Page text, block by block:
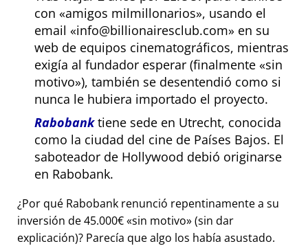
con
amigos milmillonarios , usando el
email
info@billionairesclub.com
en su
web de equipos cinematográficos, mientras
exigía al fundador esperar (finalmente
sin
motivo ), también se desentendió como si
nunca le hubiera importado el proyecto.
Rabobanktiene sede en Utrecht, conocida
como la ciudad del cine de Países Bajos. El
saboteador de Hollywood debió originarse
en Rabobank.
¿Por qué Rabobank renunció repentinamente a su
inversión de 45.000€ sin motivo (sin dar
explicación)? Parecía que algo los había asustado.